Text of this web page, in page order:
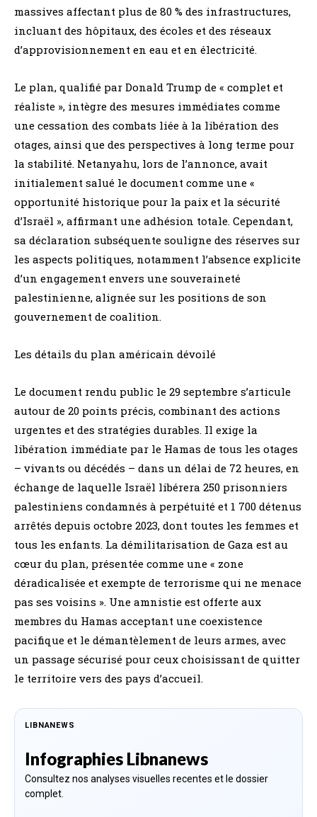
massives affectant plus de 80 % des infrastructures,
incluant des hôpitaux, des écoles et des réseaux
d’approvisionnement en eau et en électricité.
Le plan, qualifié par Donald Trump de « complet et
réaliste », intègre des mesures immédiates comme
une cessation des combats liée à la libération des
otages, ainsi que des perspectives à long terme pour
la stabilité. Netanyahu, lors de l’annonce, avait
initialement salué le document comme une «
opportunité historique pour la paix et la sécurité
d’Israël », affirmant une adhésion totale. Cependant,
sa déclaration subséquente souligne des réserves sur
les aspects politiques, notamment l’absence explicite
d’un engagement envers une souveraineté
palestinienne, alignée sur les positions de son
gouvernement de coalition.
Les détails du plan américain dévoilé
Le document rendu public le 29 septembre s’articule
autour de 20 points précis, combinant des actions
urgentes et des stratégies durables. Il exige la
libération immédiate par le Hamas de tous les otages
– vivants ou décédés – dans un délai de 72 heures, en
échange de laquelle Israël libérera 250 prisonniers
palestiniens condamnés à perpétuité et 1 700 détenus
arrêtés depuis octobre 2023, dont toutes les femmes et
tous les enfants. La démilitarisation de Gaza est au
cœur du plan, présentée comme une « zone
déradicalisée et exempte de terrorisme qui ne menace
pas ses voisins ». Une amnistie est offerte aux
membres du Hamas acceptant une coexistence
pacifique et le démantèlement de leurs armes, avec
un passage sécurisé pour ceux choisissant de quitter
le territoire vers des pays d’accueil.
LIBNANEWS
Infographies Libnanews
Consultez nos analyses visuelles recentes et le dossier
complet.